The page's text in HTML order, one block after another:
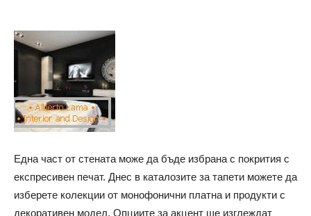
Една част от стената може да бъде избрана с покрития с
експресивен печат. Днес в каталозите за тапети можете да
изберете колекции от монофонични платна и продукти с
декоративен модел. Опциите за акцент ще изглеждат